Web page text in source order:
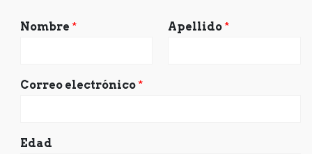
Nombre * Apellido *
Correo electrónico *
Edad